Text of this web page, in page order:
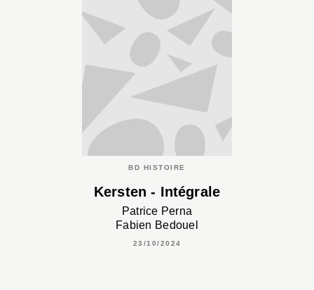
BD HISTOIRE
Kersten - Intégrale
Patrice Perna
Fabien Bedouel
23/10/2024